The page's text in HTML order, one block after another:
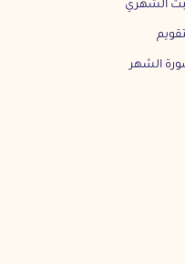
الشهري
الشهر